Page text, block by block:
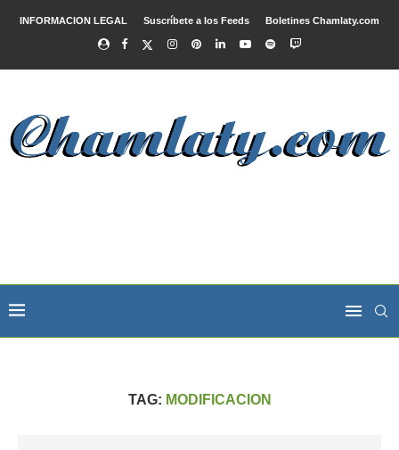
INFORMACION LEGAL Suscríbete a los Feeds Boletines Chamlaty.com
TAG: MODIFICACION